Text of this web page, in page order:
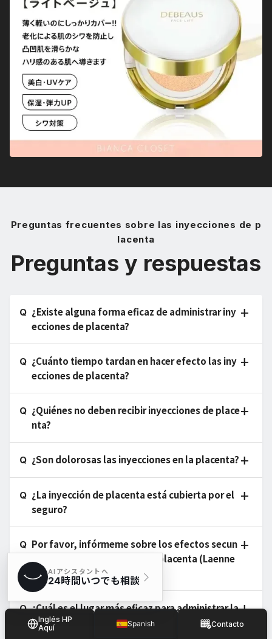
Preguntas frecuentes sobre las inyecciones de p
lacenta
Preguntas y respuestas
¿Existe alguna forma eficaz de administrar iny
ecciones de placenta?
¿Cuánto tiempo tardan en hacer efecto las iny
ecciones de placenta?
¿Quiénes no deben recibir inyecciones de place
nta?
¿Son dolorosas las inyecciones en la placenta?
¿La inyección de placenta está cubierta por el
seguro?
Por favor, infórmeme sobre los efectos secun
darios de las inyecciones de placenta (Laenne
c).
¿Cuál es el lugar más eficaz para administrar la
s inyecciones de placenta?
Inglés HP
Aquí
Spanish
Contacto